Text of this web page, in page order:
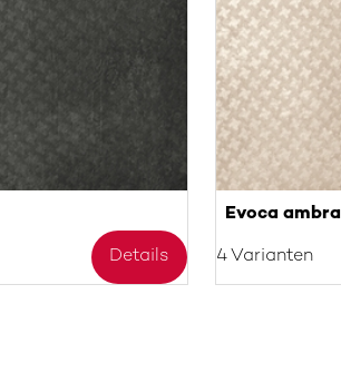
Details
Evoca ambra
4 Varianten